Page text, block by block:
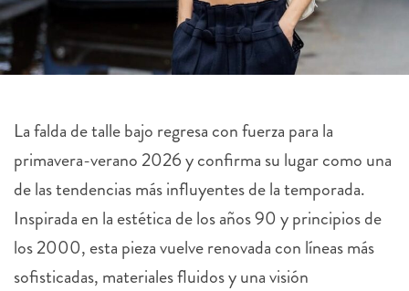
La falda de talle bajo regresa con fuerza para la
primavera-verano 2026 y confirma su lugar como una
de las tendencias más influyentes de la temporada.
Inspirada en la estética de los años 90 y principios de
los 2000, esta pieza vuelve renovada con líneas más
sofisticadas, materiales fluidos y una visión